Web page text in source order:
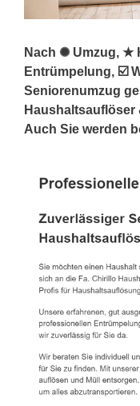
Nach ✺ Umzug, ★
Entrümpelung, ☑️
Seniorenumzug
Auch Sie werden